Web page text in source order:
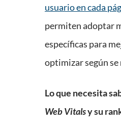
usuario en cada
permiten adoptar
específicas para
optimizar según se
Lo que necesita
Web Vitalsy su